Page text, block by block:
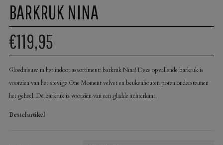
BARKRUK NINA
€119,95
Gloednieuw in het indoor assortiment: barkruk Nina! Deze opvallende barkruk is
voorzien van het stevige One Moment velvet en beukenhouten poten ondersteunen
het geheel. De barkruk is voorzien van een gladde achterkant.
Bestelartikel